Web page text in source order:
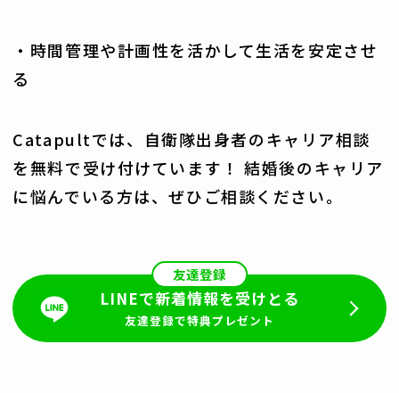
・時間管理や計画性を活かして生活を安定させ
る
Catapultでは、自衛隊出身者のキャリア相談
を無料で受け付けています！ 結婚後のキャリア
に悩んでいる方は、ぜひご相談ください。
友達登録
LINEで新着情報を受けとる
友達登録で特典プレゼント